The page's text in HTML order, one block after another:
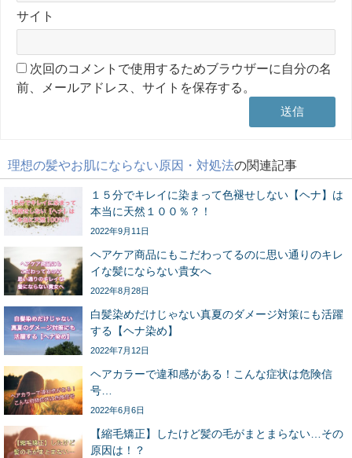
サイト
次回のコメントで使用するためブラウザーに自分の名
前、メールアドレス、サイトを保存する。
理想の髪やお肌にならない原因・対処法の関連記事
１５分でキレイに染まって色褪せしない【ヘナ】は
本当に天然１００％？！
2022年9月11日
ヘアケア商品にもこだわってるのに思い通りのキレ
イな髪にならない貴女へ
2022年8月28日
白髪染めだけじゃない真夏のダメージ対策にも活躍
する【ヘナ染め】
2022年7月12日
ヘアカラーで違和感がある！こんな症状は危険信
号…
2022年6月6日
【縮毛矯正】したけど髪の毛がまとまらない…その
原因は！？